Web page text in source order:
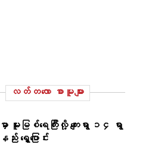
လတ်တ‌လော စာမူများ
မူးမြစ်ရေကြီးလို့ ကျေးရွာ ၁၄ ရွာ
ရွှေ့ပြောင်း